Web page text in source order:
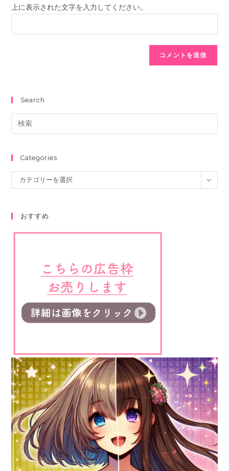
上に表示された文字を入力してください。
Search
Categories
カテゴリーを選択
おすすめ